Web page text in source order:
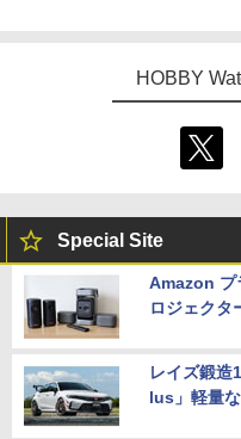
HOBBY
Special Site
Amazon プ
ロジェクタ
レイズ鍛造
lus」軽量